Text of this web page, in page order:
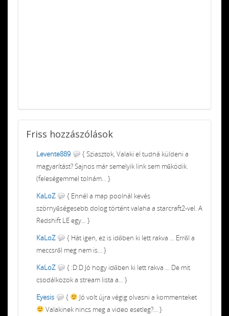
Friss hozzászólások
Levente889
{ Sziasztok, Valaki el tudná küldeni a
magyarítást? Sajnos már semelyik link sem működik.
(feleségemmel tolnám... }
KaLoZ
{ Ennél a map poolnál kevés
szörnyűségesebb dolog történt valaha a starcraft2-vel. A
Redshift LE egy... }
KaLoZ
{ Hát igen, ez is időben ki lett rakva ... Erről a
meccsről meg nem is... }
KaLoZ
{ :D:D Jó hogy időben ki lett rakva ... De mit
csodálkozok a stream lista a... }
Eyesis
{
Jó volt újra végig olvasni a kommenteket
Valakinek nincs meg a video esetleg?... }